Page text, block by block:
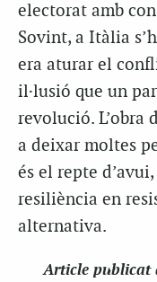
electorat amb
Sovint, a Itàlia
era aturar el
il·lusió que un
revolució. L’obra
a deixar moltes
és el repte
resiliència en
alternativa.
Article publicat